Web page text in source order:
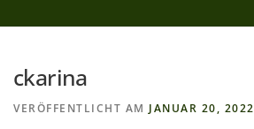
IMPRESSUM & DATENSCHUTZ
ckarina
VERÖFFENTLICHT AM JANUAR 20, 2022